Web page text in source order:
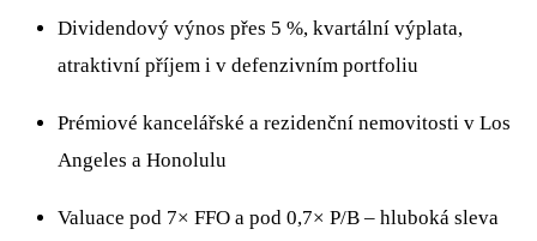
Dividendový výnos přes 5 %, kvartální výplata,
atraktivní příjem i v defenzivním portfoliu
Prémiové kancelářské a rezidenční nemovitosti v Los
Angeles a Honolulu
Valuace pod 7× FFO a pod 0,7× P/B – hluboká sleva